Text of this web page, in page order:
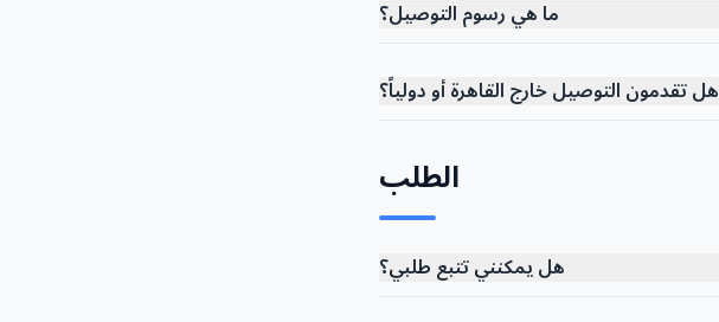
ما هي رسوم التوصيل؟
هل تقدمون التوصيل خارج القاهرة أو دولياً؟
الطلب
هل يمكنني تتبع طلبي؟